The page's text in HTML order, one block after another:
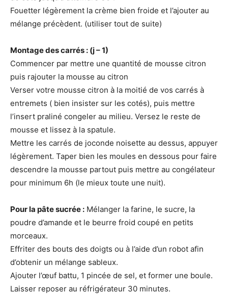
Fouetter légèrement la crème bien froide et l’ajouter au
mélange précèdent. (utiliser tout de suite)
Montage des carrés : (j – 1)
Commencer par mettre une quantité de mousse citron
puis rajouter la mousse au citron
Verser votre mousse citron à la moitié de vos carrés à
entremets ( bien insister sur les cotés), puis mettre
l’insert praliné congeler au milieu. Versez le reste de
mousse et lissez à la spatule.
Mettre les carrés de joconde noisette au dessus, appuyer
légèrement. Taper bien les moules en dessous pour faire
descendre la mousse partout puis mettre au congélateur
pour minimum 6h (le mieux toute une nuit).
Pour la pâte sucrée : Mélanger la farine, le sucre, la
poudre d’amande et le beurre froid coupé en petits
morceaux.
Effriter des bouts des doigts ou à l’aide d’un robot afin
d’obtenir un mélange sableux.
Ajouter l’œuf battu, 1 pincée de sel, et former une boule.
Laisser reposer au réfrigérateur 30 minutes.